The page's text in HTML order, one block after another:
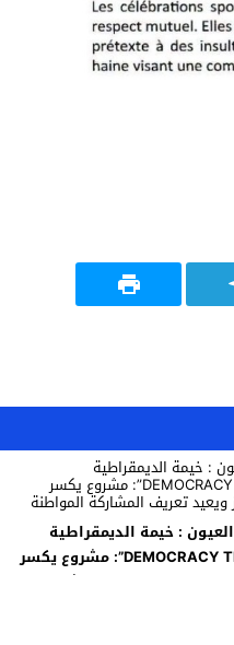
العيون : خيمة الديمقراطية
DEMOCRACY TENT”: مشروع يكسر
الحواجز ويعيد تعريف المشاركة